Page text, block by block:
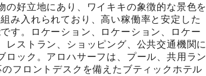
好立地にあり、ワイキキの象徴的な景色を
み入れられており、高い稼働率と安定した
す。ロケーション、ロケーション、ロケー
ストラン、ショッピング、公共交通機関に
ロック。アロハサーフは、プール、共用ラン
フロントデスクを備えたブティックホテル